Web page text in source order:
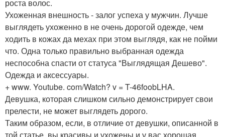
роста волос.
Ухоженная внешность - залог успеха у мужчин. Лучше
выглядеть ухоженно в не очень дорогой одежде, чем
ходить в кожах да мехах при этом выглядя, как не пойми
что. Одна только правильно выбранная одежда
неспособна спасти от статуса "Выглядящая Дешево".
Одежда и аксессуары.
+ www. Youtube. com/Watch? v = T-46foobLHA.
Девушка, которая слишком сильно демонстрирует свои
прелести, не может выглядеть дорого.
Таким образом, если, в отличие от девушки, описанной в